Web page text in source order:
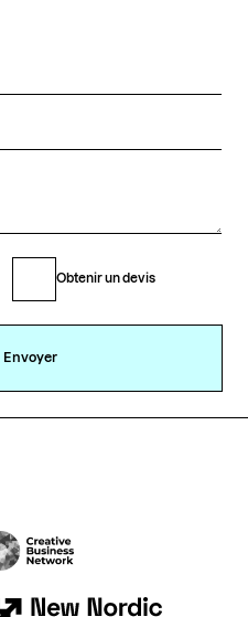
Obtenir un devis
Envoyer